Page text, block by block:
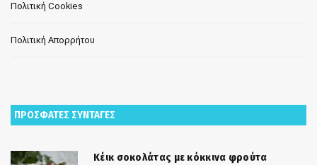
Πολιτική Cookies
Πολιτική Απορρήτου
ΠΡΟΣΦΑΤΕΣ ΣΥΝΤΑΓΕΣ
Κέικ σοκολάτας με κόκκινα φρούτα